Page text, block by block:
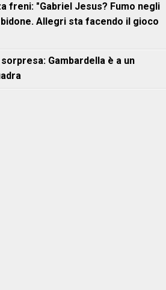
freni: "Gabriel Jesus? Fumo negli
Allegri sta facendo il gioco
Gambardella è a un